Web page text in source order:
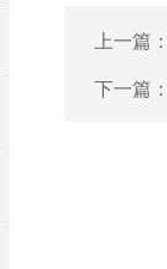
上一篇
下一篇